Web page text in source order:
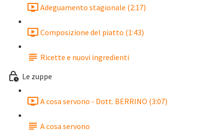
Adeguamento stagionale (2:17)
Composizione del piatto (1:43)
Ricette e nuovi ingredienti
Le zuppe
A cosa servono - Dott. BERRINO (3:07)
A cosa servono